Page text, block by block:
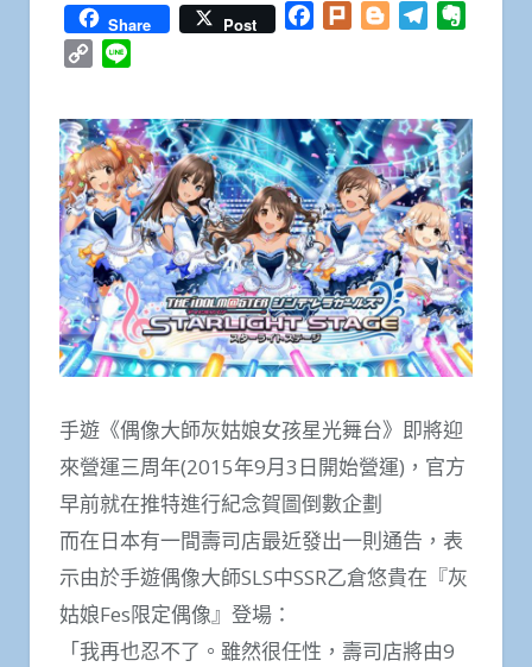
Share Post Facebook
Plurk BloggerTelegram
Copy
手遊《偶像大師灰姑娘女孩星光舞台》即將迎
來營運三周年(2015年9月3日開始營運)，官方
早前就在推特進行紀念賀圖倒數企劃
而在日本有一間壽司店最近發出一則通告，表
示由於手遊偶像大師SLS中SSR乙倉悠貴在『灰
姑娘Fes限定偶像』登場：
「我再也忍不了。雖然很任性，壽司店將由9